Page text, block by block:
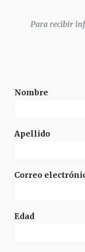
Para recibir
Nombre
Apellido
Correo
Edad